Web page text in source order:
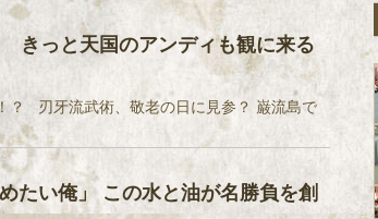
きっと天国のアンディも観に来る
刃牙流武術、敬老の日に見参？ 巌流島で
たい俺」 この水と油が名勝負を創